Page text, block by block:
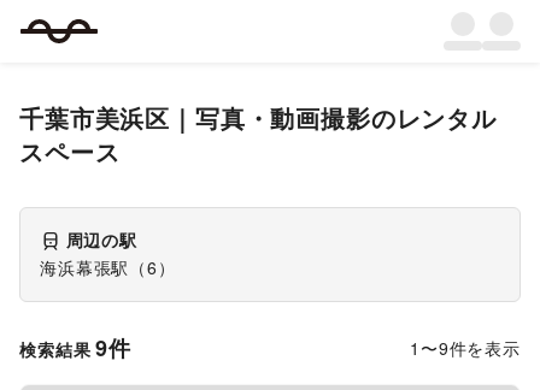
千葉市美浜区 ｜ 写真・動画撮影のレンタル
スペース
周辺の駅
海浜幕張駅 （6 ）
検索結果 9件 1 〜9件を表示